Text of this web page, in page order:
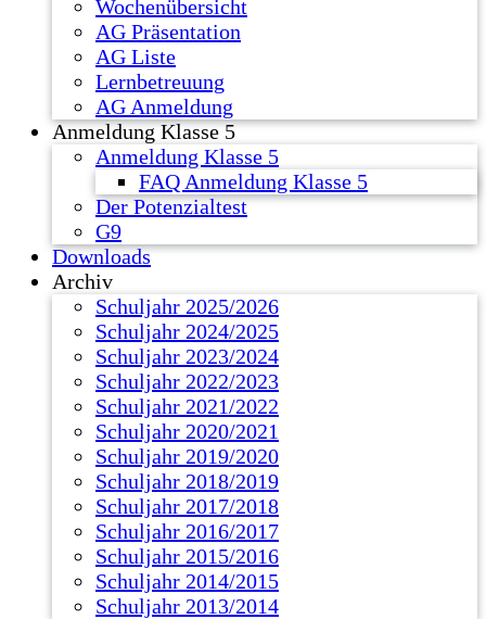
Wochenübersicht
AG Präsentation
AG Liste
Lernbetreuung
AG Anmeldung
Anmeldung Klasse 5
Anmeldung Klasse 5
FAQ Anmeldung Klasse 5
Der Potenzialtest
G9
Downloads
Archiv
Schuljahr 2025/2026
Schuljahr 2024/2025
Schuljahr 2023/2024
Schuljahr 2022/2023
Schuljahr 2021/2022
Schuljahr 2020/2021
Schuljahr 2019/2020
Schuljahr 2018/2019
Schuljahr 2017/2018
Schuljahr 2016/2017
Schuljahr 2015/2016
Schuljahr 2014/2015
Schuljahr 2013/2014